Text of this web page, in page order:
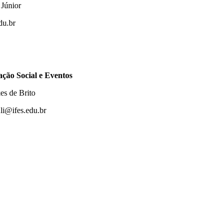
Social e Eventos
de Brito